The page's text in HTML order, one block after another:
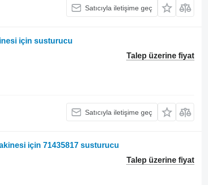
Satıcıyla iletişime geç
için susturucu
Talep üzerine fiyat
Satıcıyla iletişime geç
için 71435817 susturucu
Talep üzerine fiyat